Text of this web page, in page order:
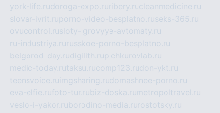
york-life.rudoroga-expo.ru ribery.rucleanmedicine.ru
slovar-ivrit.ruporno-video-besplatno.ruseks-365.ru
ovucontrol.rusloty-igrovyye-avtomaty.ru
ru-industriya.ru russkoe-porno-besplatno.ru
belgorod-day.rudigilith.rupichkurovlab.ru
medic-today.rutaksu.rucomp123.rudon-ykt.ru
teensvoice.ru imgsharing.rudomashnee-porno.ru
eva-elfie.rufoto-tur.rubiz-doska.ru metropoltravel.ru
veslo-i-yakor.ruborodino-media.ru rostotsky.ru